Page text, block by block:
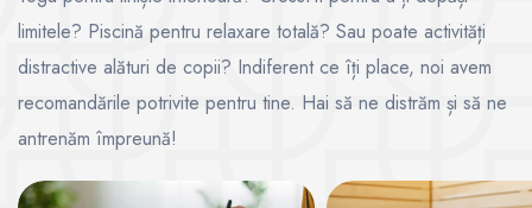
limitele? Piscină pentru relaxare totală? Sau poate activități
distractive alături de copii? Indiferent ce îți place, noi avem
recomandările potrivite pentru tine. Hai să ne distrăm și să ne
antrenăm împreună!